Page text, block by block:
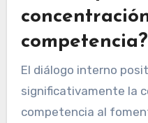
competencia?
El diálogo interno
significativamente la
competencia al